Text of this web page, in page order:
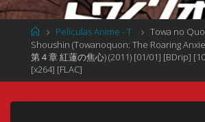
Página
de
Inicio
Películas Anime - T
Towa no
Shoushin (Towanoquon: The Roaring
第４章 紅蓮の焦心) (2011) [01/01] [BDrip]
[x264] [FLAC]